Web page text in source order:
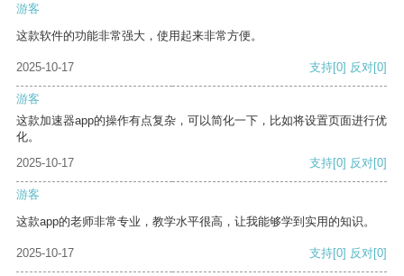
游客
这款软件的功能非常强大，使用起来非常方便。
2025-10-17 支持[0] 反对[0]
游客
这款加速器app的操作有点复杂，可以简化一下，比如将设置页面进行优
化。
2025-10-17
支持[0] 反对[0]
游客
这款app的老师非常专业，教学水平很高，让我能够学到实用的知识。
2025-10-17 支持[0] 反对[0]